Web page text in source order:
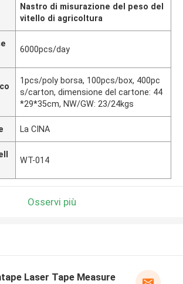
Nastro di misurazione del peso del
vitello di agricoltura
6000pcs/day
1pcs/poly borsa, 100pcs/box, 400pc
s/carton, dimensione del cartone: 44
*29*35cm, NW/GW: 23/24kgs
La CINA
WT-014
Osservi più
Laser Tape Measure